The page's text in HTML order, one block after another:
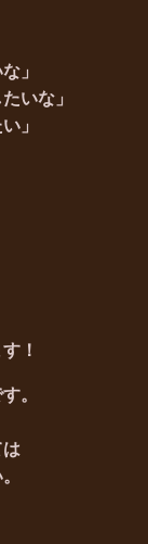
」
いな」
」
！
。